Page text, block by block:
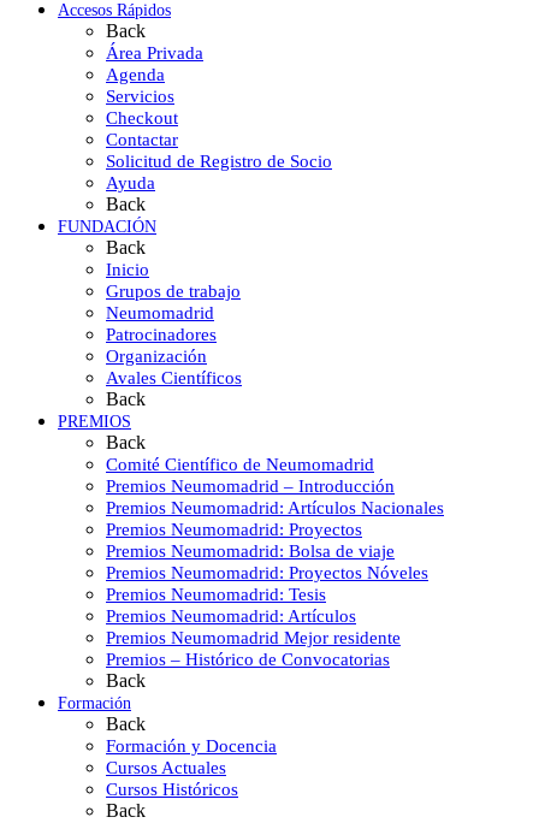
Accesos Rápidos
Back
Área Privada
Agenda
Servicios
Checkout
Contactar
Solicitud de Registro de Socio
Ayuda
Back
FUNDACIÓN
Back
Inicio
Grupos de trabajo
Neumomadrid
Patrocinadores
Organización
Avales Científicos
Back
PREMIOS
Back
Comité Científico de Neumomadrid
Premios Neumomadrid – Introducción
Premios Neumomadrid: Artículos Nacionales
Premios Neumomadrid: Proyectos
Premios Neumomadrid: Bolsa de viaje
Premios Neumomadrid: Proyectos Nóveles
Premios Neumomadrid: Tesis
Premios Neumomadrid: Artículos
Premios Neumomadrid Mejor residente
Premios – Histórico de Convocatorias
Back
Formación
Back
Formación y Docencia
Cursos Actuales
Cursos Históricos
Back